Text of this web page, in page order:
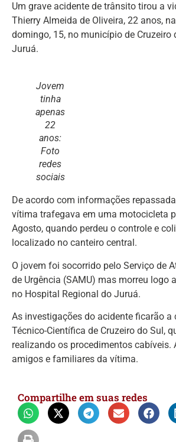
Um grave acidente de trânsito tirou a
Thierry Almeida de Oliveira, 22 anos,
domingo, 15, no município de Cruzeiro
Juruá.
Jovem
tinha
apenas
22
anos:
Foto
redes
sociais
De acordo com informações
vítima trafegava em uma motocicleta
Agosto, quando perdeu o controle e
localizado no canteiro central.
O jovem foi socorrido pelo Serviço de
de Urgência (SAMU) mas morreu logo
no Hospital Regional do Juruá.
As investigações do acidente ficarão a
Técnico-Científica de Cruzeiro do Sul,
realizando os procedimentos cabíveis.
amigos e familiares da vítima.
Compartilhe em suas redes